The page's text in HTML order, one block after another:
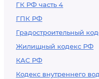
ГК РФ часть 4
ГПК РФ
Градостроительный
Жилищный кодекс РФ
КАС РФ
Кодекс внутреннего